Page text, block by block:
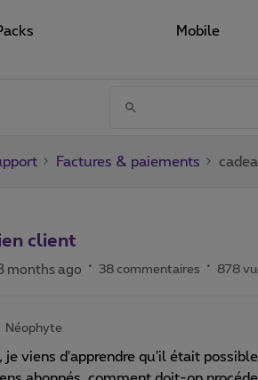
Mobile
Factures & paiements
client
months ago 38 commentaires 878
Néophyte
je viens d'apprendre qu'il était